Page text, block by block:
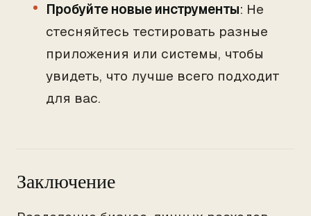
Пробуйте новые инструменты: Не
стесняйтесь тестировать разные
приложения или системы, чтобы
увидеть, что лучше всего подходит
для вас.
Заключение